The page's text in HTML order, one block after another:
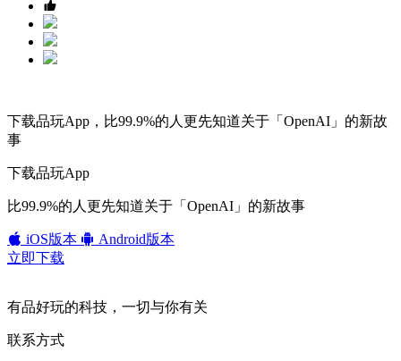
下载品玩App，比99.9%的人更先知道关于「OpenAI」的新故
事
下载品玩App
比99.9%的人更先知道关于「OpenAI」的新故事
iOS版本
Android版本
立即下载
有品好玩的科技，一切与你有关
联系方式